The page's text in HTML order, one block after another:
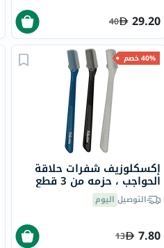
29.20
40
40% خصم
إكسكلوزيف شفرات حلاقة
الحواجب ، حزمه من 3 قطع
التوصيل اليوم
7.80
13